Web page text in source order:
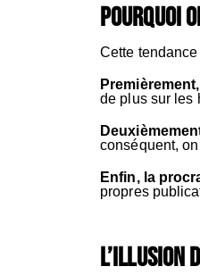
Pourquoi
Cette
de plus sur les
conséquent,
Enfin, la
propres
L’illusion